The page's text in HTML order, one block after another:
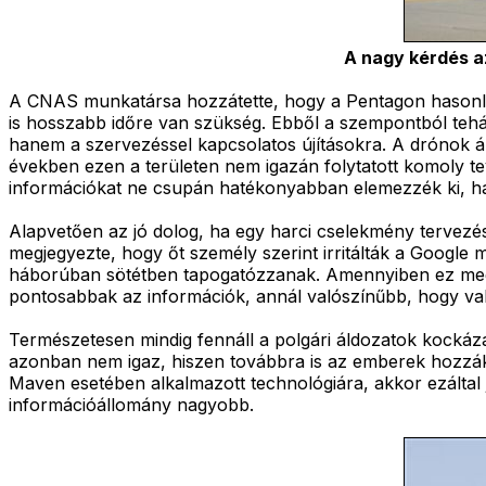
A nagy kérdés
A CNAS munkatársa hozzátette, hogy a Pentagon
is hosszabb időre van szükség. Ebből a szempontból
hanem a szervezéssel kapcsolatos újításokra. A
években ezen a területen nem igazán folytatott komoly
információkat ne csupán hatékonyabban elemezzék ki,
Alapvetően az jó dolog, ha egy harci cselekmény
megjegyezte, hogy őt személy szerint irritálták a Google
háborúban sötétben tapogatózzanak. Amennyiben ez
pontosabbak az információk, annál valószínűbb, hogy
Természetesen mindig fennáll a polgári áldozatok
azonban nem igaz, hiszen továbbra is az emberek
Maven esetében alkalmazott technológiára, akkor
információállomány nagyobb.